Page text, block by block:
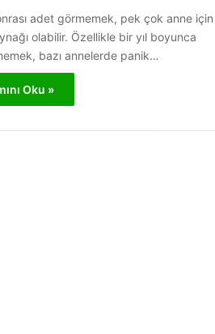
adet görmemek, pek çok anne için
olabilir. Özellikle bir yıl boyunca
bazı annelerde panik…
Oku »